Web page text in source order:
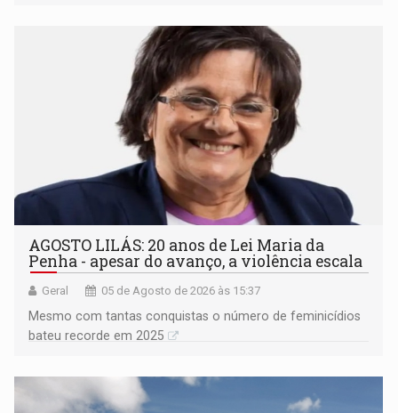
AGOSTO LILÁS: 20 anos de Lei Maria da
Penha - apesar do avanço, a violência escala
Geral 05 de Agosto de 2026 às 15:37
Mesmo com tantas conquistas o número de feminicídios
bateu recorde em 2025